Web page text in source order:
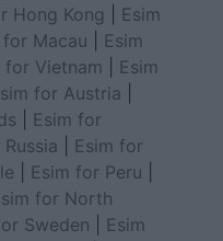
Hong Kong
Esim
for Macau
Esim
for Vietnam
Esim
for Austria
Esim for
Esim for
Esim for Peru
for North
Sweden
Esim